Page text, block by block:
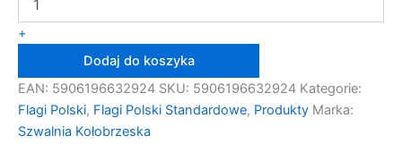
Polski
Narodowa
RP
Dekoracyjna
500x290
+
Dodaj do koszyka
EAN: 5906196632924 SKU: 5906196632924 Kategorie:
Flagi Polski, Flagi Polski Standardowe, Produkty Marka:
Szwalnia Kołobrzeska